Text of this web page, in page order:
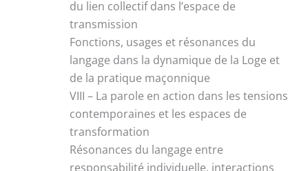
du lien collectif dans l’espace de
transmission
Fonctions, usages et résonances du
langage dans la dynamique de la Loge et
de la pratique maçonnique
VIII – La parole en action dans les tensions
contemporaines et les espaces de
transformation
Résonances du langage entre
responsabilité individuelle, interactions